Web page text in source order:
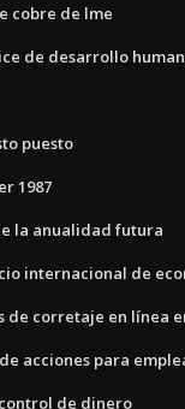
cobre de lme
de desarrollo
puesto
1987
la anualidad futura
internacional de
de corretaje en línea
acciones para
de dinero